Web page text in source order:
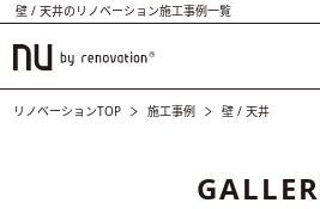
壁 / 天井のリノベーション施工事例一覧
リノベーションTOP 施工事例 壁 / 天井